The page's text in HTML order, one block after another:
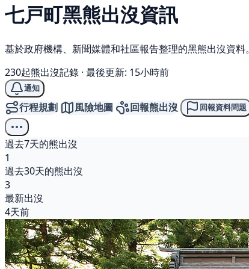
七戸町黑熊出沒資訊
基於政府機構、新聞媒體和社區報告整理的黑熊出沒資料。
230起熊出沒記錄 · 最後更新: 15小時前
通知
行程規劃 風險地圖 回報熊出沒 回報資料問題
過去7天的熊出沒
1
過去30天的熊出沒
3
最新出沒
4天前